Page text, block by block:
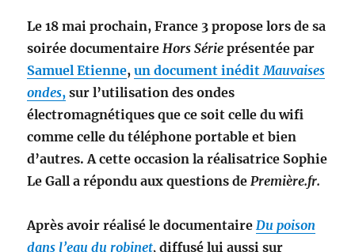
Le 18 mai prochain, France 3 propose lors de sa
soirée documentaireHors Série présentée par
Samuel Etienne,un document inéditMauvaises
ondes, sur l’utilisation des ondes
électromagnétiques que ce soit celle du wifi
comme celle du téléphone portable et bien
d’autres. A cette occasion la réalisatrice Sophie
Le Gall a répondu aux questions dePremière.fr.
Après avoir réalisé le documentaire Du poison
dans l’eau du robinet, diffusé lui aussi sur